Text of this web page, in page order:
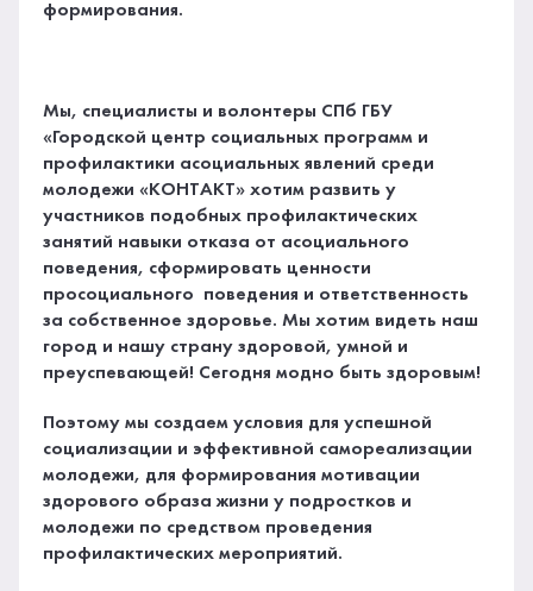
формирования.
Мы, специалисты и волонтеры СПб ГБУ
«Городской центр социальных программ и
профилактики асоциальных явлений среди
молодежи «КОНТАКТ» хотим развить у
участников подобных профилактических
занятий навыки отказа от асоциального
поведения, сформировать ценности
просоциального поведения и ответственность
за собственное здоровье. Мы хотим видеть наш
город и нашу страну здоровой, умной и
преуспевающей! Сегодня модно быть здоровым!
Поэтому мы создаем условия для успешной
социализации и эффективной самореализации
молодежи, для формирования мотивации
здорового образа жизни у подростков и
молодежи по средством проведения
профилактических мероприятий.